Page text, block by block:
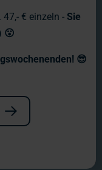
€ einzeln - Sie
😮
😎